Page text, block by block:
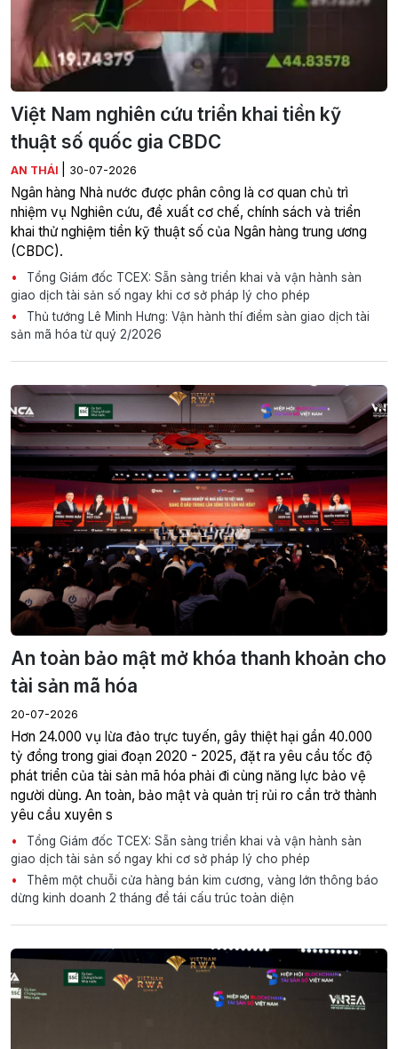
Việt Nam nghiên cứu triển khai tiền kỹ
thuật số quốc gia CBDC
AN THÁI 30-07-2026
Ngân hàng Nhà nước được phân công là cơ quan chủ trì
nhiệm vụ Nghiên cứu, đề xuất cơ chế, chính sách và triển
khai thử nghiệm tiền kỹ thuật số của Ngân hàng trung ương
(CBDC).
Tổng Giám đốc TCEX: Sẵn sàng triển khai và vận hành sàn
giao dịch tài sản số ngay khi cơ sở pháp lý cho phép
Thủ tướng Lê Minh Hưng: Vận hành thí điểm sàn giao dịch tài
sản mã hóa từ quý 2/2026
20-07-2026
tỷ đồng trong giai đoạn 2020 - 2025, đặt ra yêu cầu tốc độ
phát triển của tài sản mã hóa phải đi cùng năng lực bảo vệ
người dùng. An toàn, bảo mật và quản trị rủi ro cần trở thành
yêu cầu xuyên s
Tổng Giám đốc TCEX: Sẵn sàng triển khai và vận hành sàn
giao dịch tài sản số ngay khi cơ sở pháp lý cho phép
Thêm một chuỗi cửa hàng bán kim cương, vàng lớn thông báo
dừng kinh doanh 2 tháng để tái cấu trúc toàn diện